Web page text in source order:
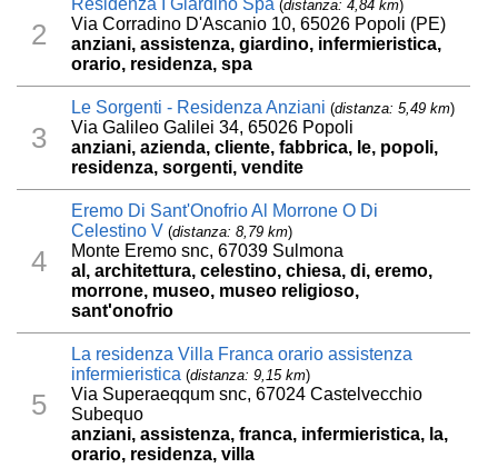
2
Residenza I Giardino Spa (distanza: 4,84 km)
Via Corradino D'Ascanio 10, 65026 Popoli (PE)
anziani, assistenza, giardino, infermieristica,
orario, residenza, spa
3
Le Sorgenti - Residenza Anziani (distanza: 5,49 km)
Via Galileo Galilei 34, 65026 Popoli
anziani, azienda, cliente, fabbrica, le, popoli,
residenza, sorgenti, vendite
4
Eremo Di Sant'Onofrio Al Morrone O Di
Celestino V (distanza: 8,79 km)
Monte Eremo snc, 67039 Sulmona
al, architettura, celestino, chiesa, di, eremo,
morrone, museo, museo religioso,
sant'onofrio
5
La residenza Villa Franca orario assistenza
infermieristica (distanza: 9,15 km)
Via Superaeqqum snc, 67024 Castelvecchio
Subequo
anziani, assistenza, franca, infermieristica, la,
orario, residenza, villa